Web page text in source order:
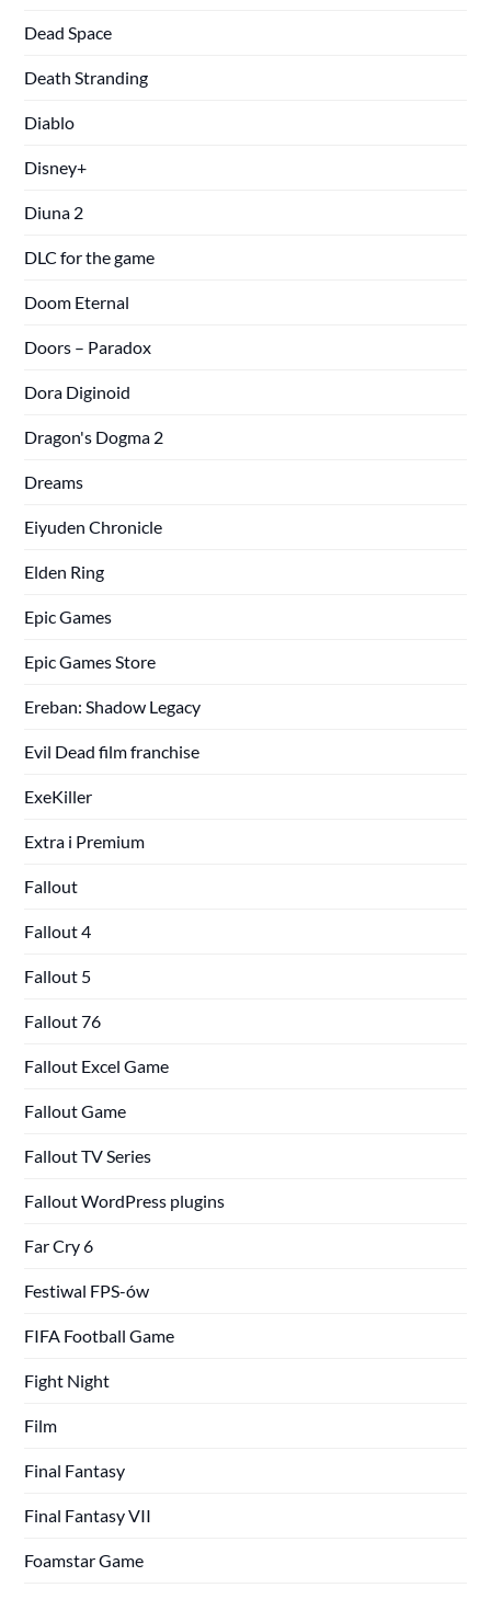
Dead Space
Death Stranding
Diablo
Disney+
Diuna 2
DLC for the game
Doom Eternal
Doors – Paradox
Dora Diginoid
Dragon's Dogma 2
Dreams
Eiyuden Chronicle
Elden Ring
Epic Games
Epic Games Store
Ereban: Shadow Legacy
Evil Dead film franchise
ExeKiller
Extra i Premium
Fallout
Fallout 4
Fallout 5
Fallout 76
Fallout Excel Game
Fallout Game
Fallout TV Series
Fallout WordPress plugins
Far Cry 6
Festiwal FPS-ów
FIFA Football Game
Fight Night
Film
Final Fantasy
Final Fantasy VII
Foamstar Game